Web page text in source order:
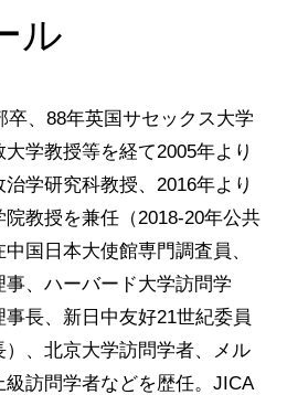
ル
卒、88年英国サセックス大学
学教授等を経て2005年より
学研究科教授、2016年より
教授を兼任（2018-20年公共
国日本大使館専門調査員、
、ハーバード大学訪問学
長、新日中友好21世紀委員
、北京大学訪問学者、メル
級訪問学者などを歴任。JICA